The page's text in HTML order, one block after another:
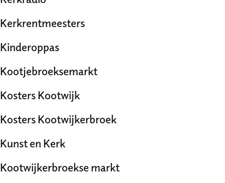
Kerkrentmeesters
Kinderoppas
Kootjebroeksemarkt
Kosters Kootwijk
Kosters Kootwijkerbroek
Kunst en Kerk
Kootwijkerbroekse markt